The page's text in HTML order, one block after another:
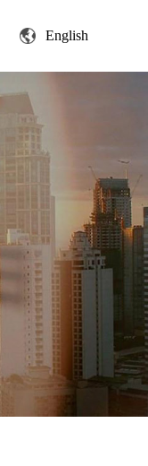
English